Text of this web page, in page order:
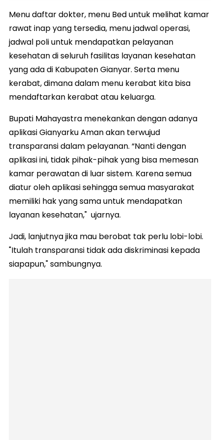
Menu daftar dokter, menu Bed untuk melihat kamar
rawat inap yang tersedia, menu jadwal operasi,
jadwal poli untuk mendapatkan pelayanan
kesehatan di seluruh fasilitas layanan kesehatan
yang ada di Kabupaten Gianyar. Serta menu
kerabat, dimana dalam menu kerabat kita bisa
mendaftarkan kerabat atau keluarga.
Bupati Mahayastra menekankan dengan adanya
aplikasi Gianyarku Aman akan terwujud
transparansi dalam pelayanan. “Nanti dengan
aplikasi ini, tidak pihak-pihak yang bisa memesan
kamar perawatan di luar sistem. Karena semua
diatur oleh aplikasi sehingga semua masyarakat
memiliki hak yang sama untuk mendapatkan
layanan kesehatan," ujarnya.
Jadi, lanjutnya jika mau berobat tak perlu lobi-lobi.
"Itulah transparansi tidak ada diskriminasi kepada
siapapun," sambungnya.